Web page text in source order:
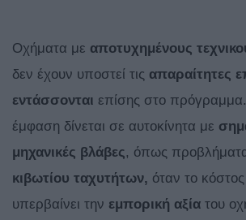
Οχήματα με αποτυχημένους
δεν έχουν υποστεί τις απαραίτητες
εντάσσονται επίσης στο πρόγραμμα.
έμφαση δίνεται σε αυτοκίνητα με
μηχανικές βλάβες, όπως
κιβωτίου ταχυτήτων, όταν το
υπερβαίνει την εμπορική αξία του